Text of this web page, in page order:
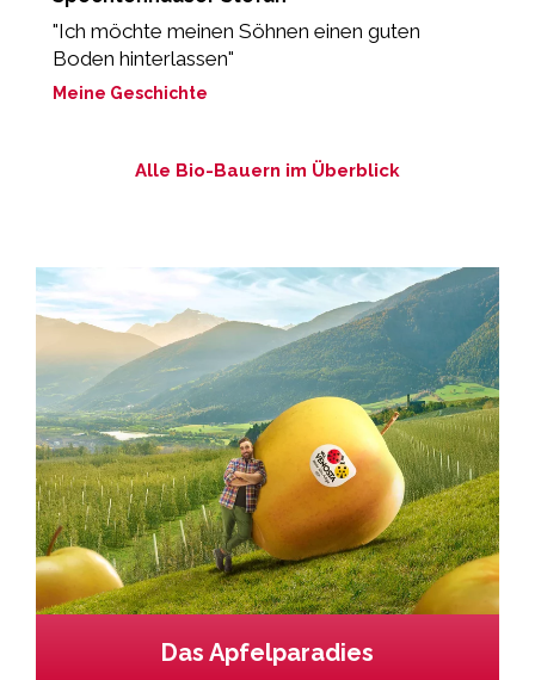
"Ich möchte meinen Söhnen einen guten
Boden hinterlassen"
Meine Geschichte
Alle Bio-Bauern im Überblick
Das Apfelparadies